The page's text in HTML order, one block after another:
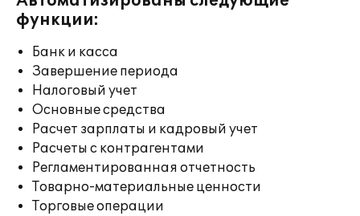
функции:
Банк и касса
Завершение периода
Налоговый учет
Основные средства
Расчет зарплаты и кадровый учет
Расчеты с контрагентами
Регламентированная отчетность
Товарно-материальные ценности
Торговые операции